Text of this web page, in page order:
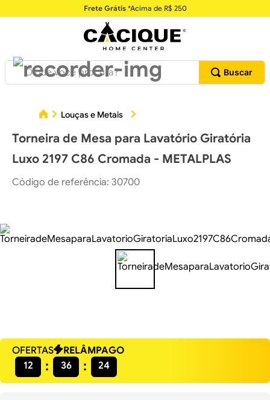
Frete Grátis*Acima de R$ 250
O que você procura?
Louças e Metais
Torneira de Mesa para Lavatório Giratória
Luxo 2197 C86 Cromada - METALPLAS
Código de referência: 30700
OFERTAS
RELÂMPAGO
12
36 24